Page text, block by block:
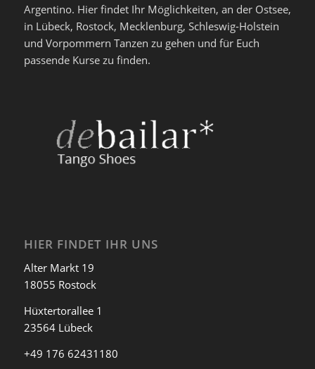
Argentino. Hier findet Ihr Möglichkeiten, an der Ostsee,
in Lübeck, Rostock, Mecklenburg, Schleswig-Holstein
und Vorpommern Tanzen zu gehen und für Euch
passende Kurse zu finden.
HIER FINDET IHR UNS
Alter Markt 19
18055 Rostock
Hüxtertorallee 1
23564 Lübeck
+49 176 62431180